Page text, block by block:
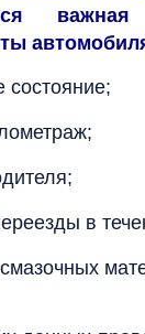
важная
состояние;
в